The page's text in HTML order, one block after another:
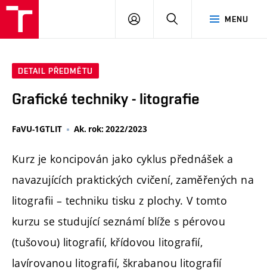
MENU
PŘIHLÁSIT
DETAIL PŘEDMĚTU
Grafické techniky - litografie
FaVU-1GTLIT Ak. rok: 2022/2023
Kurz je koncipován jako cyklus přednášek a
navazujících praktických cvičení, zaměřených na
litografii – techniku tisku z plochy. V tomto
kurzu se studující seznámí blíže s pérovou
(tušovou) litografií, křídovou litografií,
lavírovanou litografií, škrabanou litografií